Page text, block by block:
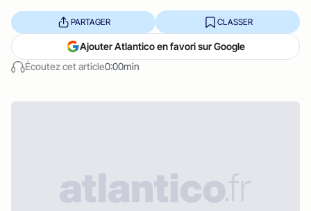
Écoutez cet article0:00min
PARTAGER CLASSER
Ajouter Atlantico en favori sur Google